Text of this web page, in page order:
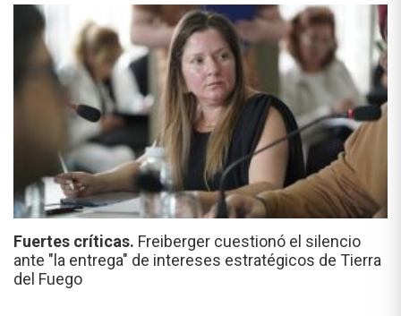
Fuertes críticas. Freiberger cuestionó el silencio
ante "la entrega" de intereses estratégicos de Tierra
del Fuego